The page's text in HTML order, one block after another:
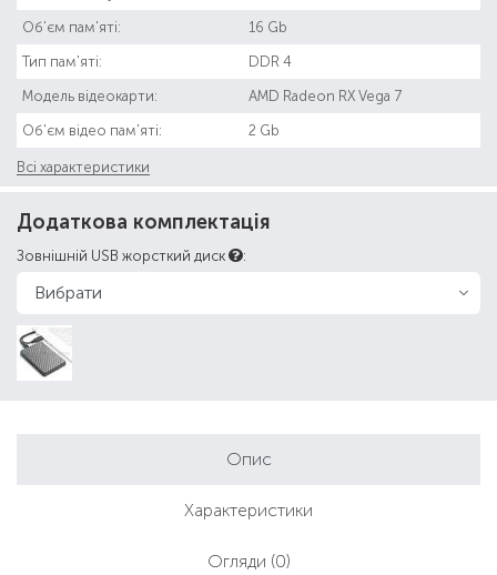
Об'єм пам'яті: 16 Gb
Тип пам'яті: DDR 4
Модель відеокарти: AMD Radeon RX Vega 7
Об'єм відео пам'яті: 2 Gb
Всі характеристики
Додаткова комплектація
Зовнішній USB жорсткий диск :
Опис
Характеристики
Огляди (0)